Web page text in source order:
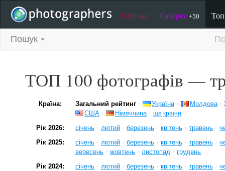
Стрічка Галерея +50
Пошук
ТОП 100 фотографів —
Країна: Загальний рейтинг · Україна · Молдова ·
США · Німеччина · ще країни
Рік 2026: січень · лютий · березень · квітень · травень ·
Рік 2025:
січень · лютий · березень · квітень · травень ·
вересень · жовтень · листопад · грудень
Рік 2024:
січень · лютий · березень · квітень · травень ·